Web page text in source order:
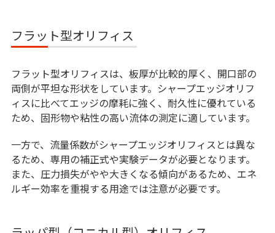
フラット型オリフィス
フラット型オリフィスは、板厚が比較的厚く、開口部の
両側が平坦な形状をしています。シャープエッジオリフ
ィスに比べてエッジの摩耗に強く、耐久性に優れている
ため、固形物や粘性の高い流体の測定に適しています。
一方で、流量係数がシャープエッジオリフィスとは異な
るため、専用の補正式や実験データが必要となります。
また、圧力損失がやや大きくなる傾向があるため、エネ
ルギー効率を重視する用途では注意が必要です。